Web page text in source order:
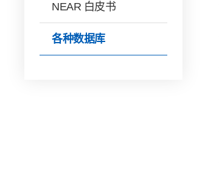
NEAR 白皮书
各种数据库